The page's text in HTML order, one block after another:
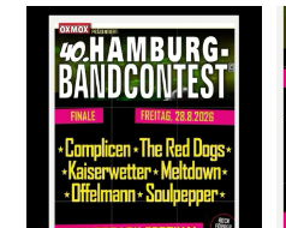
oxmoxhh
3 0